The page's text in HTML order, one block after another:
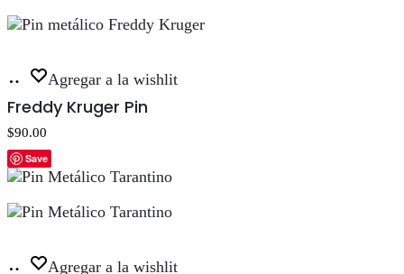
Añadir
carrito
Agregar a la wishlit
Freddy Kruger Pin
$90.00
Save
AñadirAgregar a la wishlit